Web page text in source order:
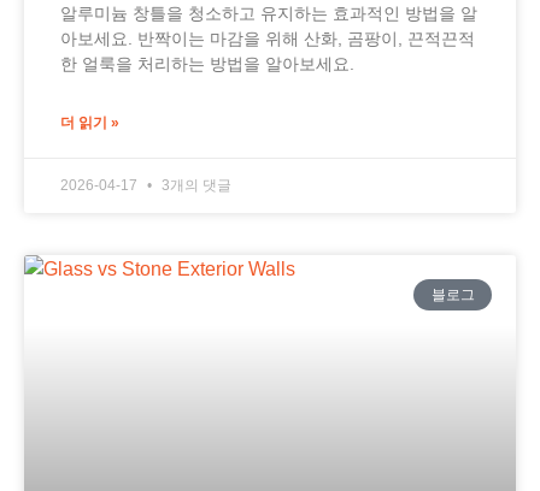
알루미늄 창틀을 청소하고 유지하는 효과적인 방법을 알
아보세요. 반짝이는 마감을 위해 산화, 곰팡이, 끈적끈적
한 얼룩을 처리하는 방법을 알아보세요.
더 읽기 »
2026-04-17 3개의 댓글
블로그